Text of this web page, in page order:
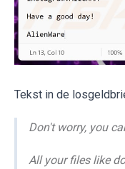
Tekst in de
Don't worry, you
All your files like